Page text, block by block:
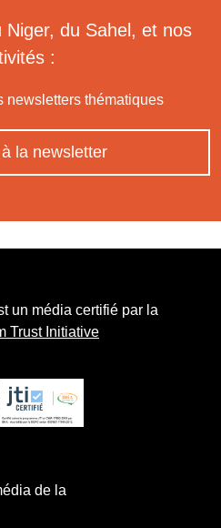
Niger, du Sahel, et nos
:
newsletters thématiques
la newsletter
un média certifié par la
Trust Initiative
de la